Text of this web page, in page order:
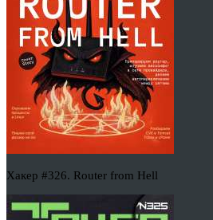
Хакер #326. Router from Hell